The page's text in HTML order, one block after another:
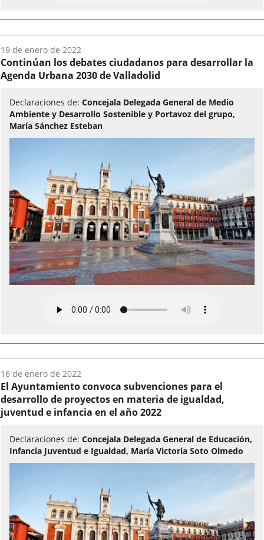
Fecha
del
audio:
19 de enero de 2022
Continúan los debates ciudadanos para desarrollar la
Agenda Urbana 2030 de Valladolid
Declaraciones de: Concejala Delegada General de Medio
Ambiente y Desarrollo Sostenible y Portavoz del grupo,
María Sánchez Esteban
Fecha
del
audio:
16 de enero de 2022
El Ayuntamiento convoca subvenciones para el
desarrollo de proyectos en materia de igualdad,
juventud e infancia en el año 2022
Declaraciones de: Concejala Delegada General de Educación,
Infancia Juventud e Igualdad, María Victoria Soto Olmedo